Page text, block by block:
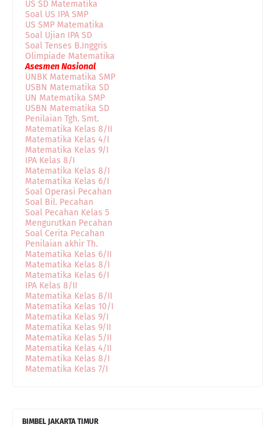
US SD Matematika
Soal US IPA SMP
US SMP Matematika
Soal Ujian IPA SD
Soal Tenses B.Inggris
Olimpiade Matematika
Asesmen Nasional
UNBK Matematika SMP
USBN Matematika SD
UN Matematika SMP
USBN Matematika SD
Penilaian Tgh. Smt.
Matematika Kelas 8/II
Matematika Kelas 4/I
Matematika Kelas 9/I
IPA Kelas 8/I
Matematika Kelas 8/I
Matematika Kelas 6/I
Soal Operasi Pecahan
Soal Bil. Pecahan
Soal Pecahan Kelas 5
Mengurutkan Pecahan
Soal Cerita Pecahan
Penilaian akhir Th.
Matematika Kelas 6/II
Matematika Kelas 8/I
Matematika Kelas 6/I
IPA Kelas 8/II
Matematika Kelas 8/II
Matematika Kelas 10/I
Matematika Kelas 9/I
Matematika Kelas 9/II
Matematika Kelas 5/II
Matematika Kelas 4/II
Matematika Kelas 8/I
Matematika Kelas 7/I
BIMBEL JAKARTA TIMUR